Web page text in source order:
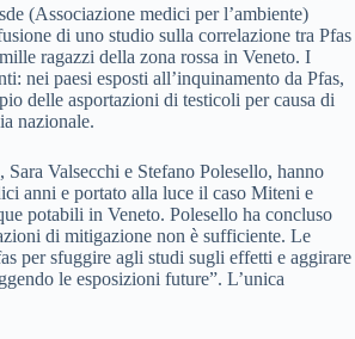
(Associazione medici per l’ambiente)
di uno studio sulla correlazione tra Pfas
ragazzi della zona rossa in Veneto. I
nei paesi esposti all’inquinamento da Pfas,
delle asportazioni di testicoli per causa di
nazionale.
Valsecchi e Stefano Polesello, hanno
anni e portato alla luce il caso Miteni e
potabili in Veneto. Polesello ha concluso
di mitigazione non è sufficiente. Le
per sfuggire agli studi sugli effetti e aggirare
le esposizioni future”. L’unica